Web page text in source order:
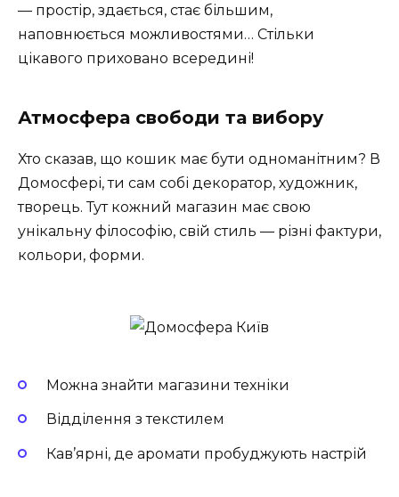
— простір, здається, стає більшим,
наповнюється можливостями… Стільки
цікавого приховано всередині!
Атмосфера свободи та вибору
Хто сказав, що кошик має бути одноманітним? В
Домосфері, ти сам собі декоратор, художник,
творець. Тут кожний магазин має свою
унікальну філософію, свій стиль — різні фактури,
кольори, форми.
Можна знайти магазини техніки
Відділення з текстилем
Кав’ярні, де аромати пробуджують настрій